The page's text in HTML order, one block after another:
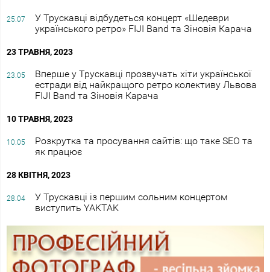
25.07
У Трускавці відбудеться концерт «Шедеври
українського ретро» FIJI Band та Зіновія Карача
23 ТРАВНЯ, 2023
23.05
Вперше у Трускавці прозвучать хіти української
естради від найкращого ретро колективу Львова
FIJI Band та Зіновія Карача
10 ТРАВНЯ, 2023
10.05
Розкрутка та просування сайтів: що таке SEO та
як працює
28 КВІТНЯ, 2023
28.04
У Трускавці із першим сольним концертом
виступить YAKTAK